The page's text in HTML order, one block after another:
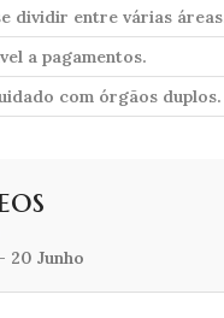
dividir entre várias
a pagamentos.
com órgãos duplos.
20 Junho